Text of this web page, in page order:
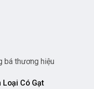
bá thương hiệu
Có Gạt